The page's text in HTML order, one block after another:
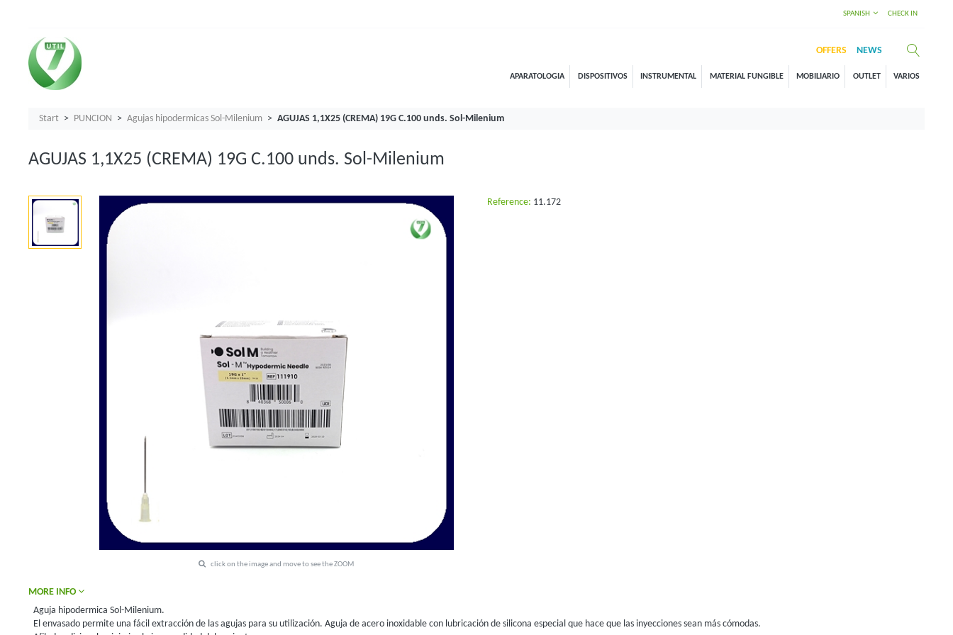
SPANISH CHECK IN
OFFERS NEWS
APARATOLOGIA DISPOSITIVOS INSTRUMENTAL MATERIAL FUNGIBLE MOBILIARIO OUTLET VARIOS
Start PUNCION Agujas hipodermicas Sol-Milenium AGUJAS 1,1X25 (CREMA) 19G C.100 unds. Sol-Milenium
AGUJAS 1,1X25 (CREMA) 19G C.100 unds. Sol-Milenium
click on the image and move to see the ZOOM
Reference: 11.172
MORE INFO
Aguja hipodermica Sol-Milenium.
El envasado permite una fácil extracción de las agujas para su utilización. Aguja de acero inoxidable con lubricación de silicona especial que hace que las inyecciones sean más cómodas.